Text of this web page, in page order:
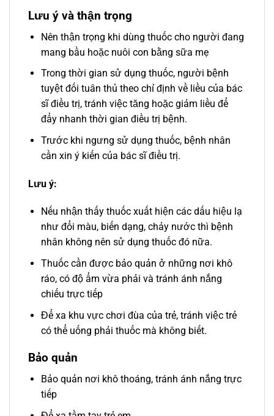
Lưu ý và thận trọng
Nên thận trọng khi dùng thuốc cho người đang
mang bầu hoặc nuôi con bằng sữa mẹ
Trong thời gian sử dụng thuốc, người bệnh
tuyệt đối tuân thủ theo chỉ định về liều của bác
sĩ điều trị, tránh việc tăng hoặc giảm liều để
đẩy nhanh thời gian điều trị bệnh.
Trước khi ngưng sử dụng thuốc, bệnh nhân
cần xin ý kiến của bác sĩ điều trị.
Lưu ý:
Nếu nhận thấy thuốc xuất hiện các dấu hiệu lạ
như đổi màu, biến dạng, chảy nước thì bệnh
nhân không nên sử dụng thuốc đó nữa.
Thuốc cần được bảo quản ở những nơi khô
ráo, có độ ẩm vừa phải và tránh ánh nắng
chiếu trực tiếp
Để xa khu vực chơi đùa của trẻ, tránh việc trẻ
có thể uống phải thuốc mà không biết.
Bảo quản
Bảo quản nơi khô thoáng, tránh ánh nắng trực
tiếp